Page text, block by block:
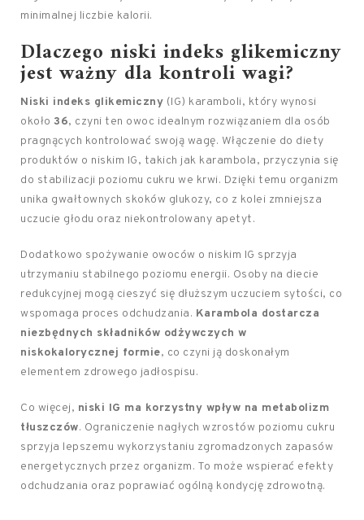
minimalnej liczbie kalorii.
Dlaczego niski indeks glikemiczny
jest ważny dla kontroli wagi?
Niski indeks glikemiczny (IG) karamboli, który wynosi
około 36, czyni ten owoc idealnym rozwiązaniem dla osób
pragnących kontrolować swoją wagę. Włączenie do diety
produktów o niskim IG, takich jak karambola, przyczynia się
do stabilizacji poziomu cukru we krwi. Dzięki temu organizm
unika gwałtownych skoków glukozy, co z kolei zmniejsza
uczucie głodu oraz niekontrolowany apetyt.
Dodatkowo spożywanie owoców o niskim IG sprzyja
utrzymaniu stabilnego poziomu energii. Osoby na diecie
redukcyjnej mogą cieszyć się dłuższym uczuciem sytości, co
wspomaga proces odchudzania. Karambola dostarcza
niezbędnych składników odżywczych w
niskokalorycznej formie, co czyni ją doskonałym
elementem zdrowego jadłospisu.
Co więcej, niski IG ma korzystny wpływ na metabolizm
tłuszczów. Ograniczenie nagłych wzrostów poziomu cukru
sprzyja lepszemu wykorzystaniu zgromadzonych zapasów
energetycznych przez organizm. To może wspierać efekty
odchudzania oraz poprawiać ogólną kondycję zdrowotną.